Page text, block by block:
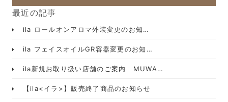
最近の記事
ila ロールオンアロマ外装変更のお知…
ila フェイスオイルGR容器変更のお知…
ila新規お取り扱い店舗のご案内 MUWA…
【ila<イラ>】販売終了商品のお知らせ